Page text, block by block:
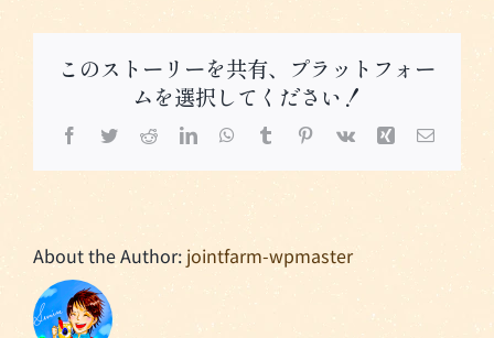
このストーリーを共有、プラットフォー
ムを選択してください！
Facebook
TwitterRedditLinkedInWhatsApp
TumblrPinterest
Vk Xing 電
メ
About the Author: jointfarm-wpmaster